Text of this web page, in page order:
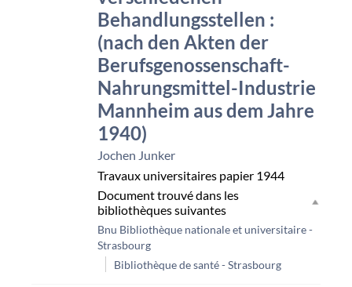
Behandlungsstellen :
(nach den Akten der
Berufsgenossenschaft-
Nahrungsmittel-Industrie
Mannheim aus dem Jahre
1940)
Jochen Junker
Travaux universitaires papier 1944
Document trouvé dans les
bibliothèques suivantes
Bnu Bibliothèque nationale et universitaire -
Strasbourg
Bibliothèque de santé - Strasbourg